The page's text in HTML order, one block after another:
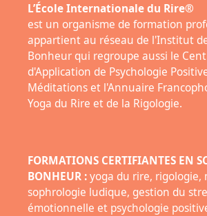
L’École Internationale du Rire®
est un organisme de formation
appartient au réseau de l'Institut
Bonheur qui regroupe aussi le
d'Application de Psychologie
Méditations et l'Annuaire
Yoga du Rire et de la Rigologie.
FORMATIONS CERTIFIANTES EN
BONHEUR :yoga du rire, rigologie,
sophrologie ludique, gestion du
émotionnelle et psychologie